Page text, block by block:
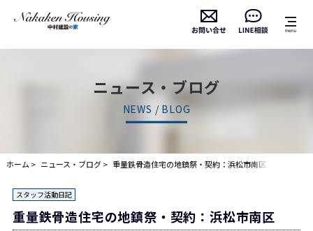
ニュース・ブログ
NEWS / BLOG
ホーム ニュース・ブログ 重量鉄骨造住宅の地鎮祭・契約：浜松市南区
スタッフ活動日記
重量鉄骨造住宅の地鎮祭・契約：浜松市南区